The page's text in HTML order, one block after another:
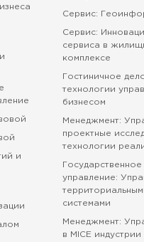
и
Сервис:
Сервис:
сервиса в
комплексе
Гостиничное
технологии
бизнесом
Менеджмент:
проектные
технологии
управление:
системами
Менеджмент:
в MICE индустрии